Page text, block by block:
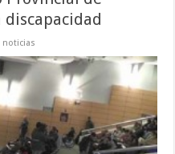
noticias